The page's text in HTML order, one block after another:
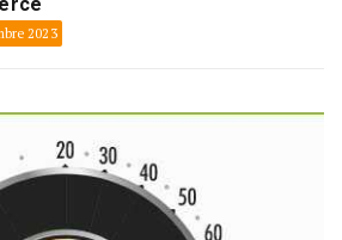
2023